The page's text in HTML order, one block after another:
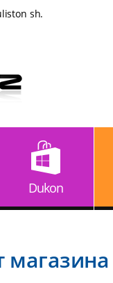
sh.
Dukon
магазина